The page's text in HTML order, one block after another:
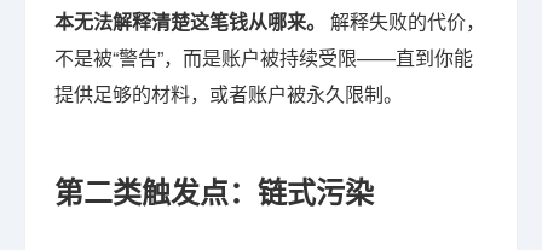
本无法解释清楚这笔钱从哪来。 解释失败的代价，
不是被“警告”，而是账户被持续受限——直到你能
提供足够的材料，或者账户被永久限制。
第二类触发点：链式污染